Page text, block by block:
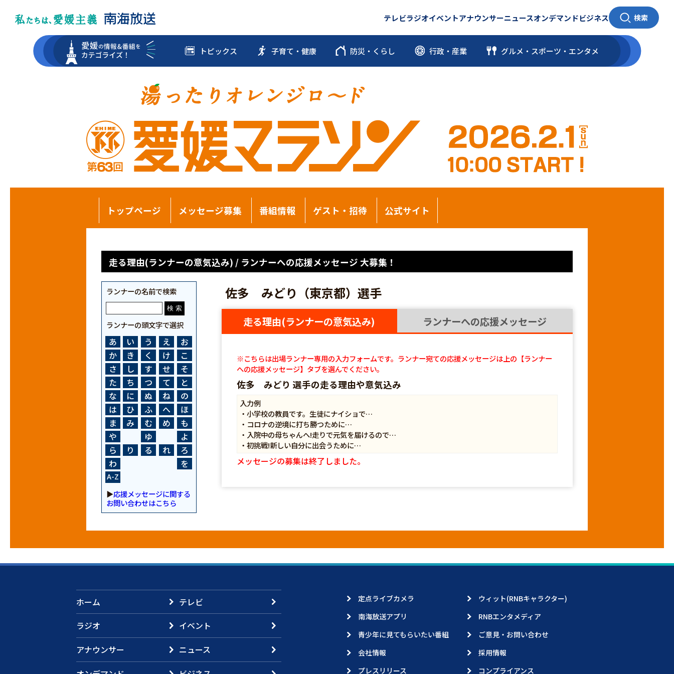
テレビラジオイベントアナウンサーニュースオンデマンドビジネス 検索
トピックス 子育て・健康 防災・くらし 行政・産業 グルメ・スポーツ ・ エンタメ
トップページ メッセージ募集 番組情報 ゲスト・招待 公式サイト
走る理由(ランナーの意気込み) / ランナーへの応援メッセージ 大募集！
ランナーの名前で検索
ランナーの頭文字で選択
あ い う え
お
か
き く け
こ
さ
し す せ
そ
た
ち つ て
と
な
に ぬ ね
の
は
ひ ふ へ
ほ
ま
み む め
も
や
ゆ
よ
ら
り る れ
ろ
わ
を
A-Z
▶応援メッセージに関する
お問い合わせはこちら
佐多 みどり（東京都）選手
走る理由(ランナーの意気込み) ランナーへの応援メッセージ
※こちらは出場ランナー専用の入力フォームです。ランナー宛ての応援メッセージは上の【ランナー
への応援メッセージ】タブを選んでください。
佐多 みどり 選手の走る理由や意気込み
入力例
・小学校の教員です。生徒にナイショで…
・コロナの逆境に打ち勝つために…
・入院中の母ちゃんへ!走りで元気を届けるので…
・初挑戦!新しい自分に出会うために…
メッセージの募集は終了しました。
ホーム
テレビ
ラジオ
イベント
アナウンサー
ニュース
定点ライブカメラ
ウィット(RNBキャラクター)
南海放送アプリ
RNBエンタメディア
青少年に見てもらいたい番組
ご意見・お問い合わせ
会社情報
採用情報
プレスリリース
コンプライアンス